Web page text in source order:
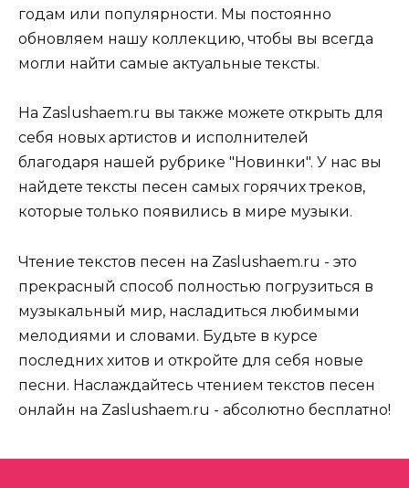
годам или популярности. Мы постоянно
обновляем нашу коллекцию, чтобы вы всегда
могли найти самые актуальные тексты.
На Zaslushaem.ru вы также можете открыть для
себя новых артистов и исполнителей
благодаря нашей рубрике "Новинки". У нас вы
найдете тексты песен самых горячих треков,
которые только появились в мире музыки.
Чтение текстов песен на Zaslushaem.ru - это
прекрасный способ полностью погрузиться в
музыкальный мир, насладиться любимыми
мелодиями и словами. Будьте в курсе
последних хитов и откройте для себя новые
песни. Наслаждайтесь чтением текстов песен
онлайн на Zaslushaem.ru - абсолютно бесплатно!